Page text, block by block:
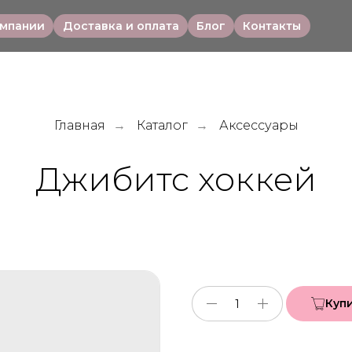
Доставка и оплата Блог Контакты
Главная → Каталог → Аксессуары
Джибитс хоккей